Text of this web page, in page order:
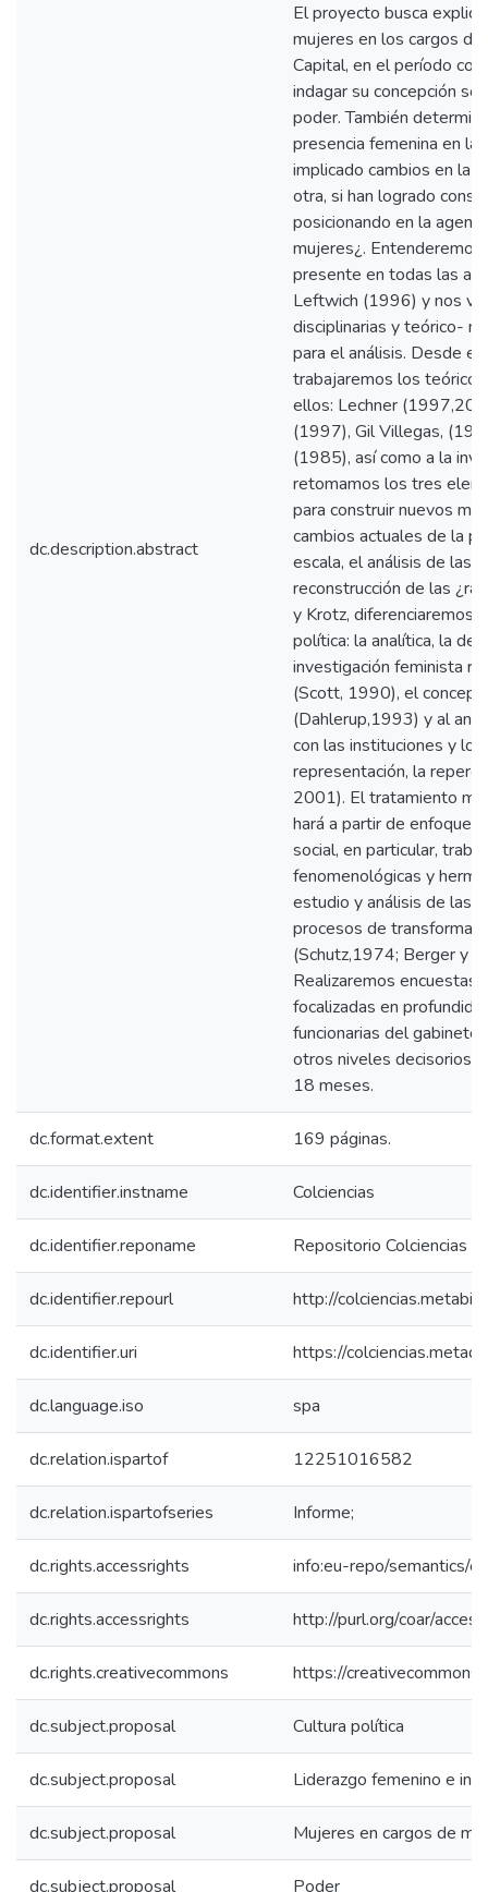
dc.description.abstract
El proyecto busca
mujeres en los cargos
Capital, en el período
indagar su concepción
poder. También
presencia femenina en
implicado cambios en la
otra, si han logrado
posicionando en la
mujeres¿.
presente en todas las
Leftwich (1996) y nos
disciplinarias y teórico-
para el análisis. Desde
trabajaremos los
ellos: Lechner
(1997), Gil Villegas,
(1985), así como a la
retomamos los tres
para construir nuevos
cambios actuales de la
escala, el análisis de las
reconstrucción de las
y Krotz, diferenciaremos
política: la analítica, la
investigación feminista
(Scott, 1990), el
(Dahlerup,1993) y al
con las instituciones y
representación, la
2001). El tratamiento
hará a partir de
social, en particular,
fenomenológicas y
estudio y análisis de las
procesos de
(Schutz,1974; Berger y
Realizaremos encuestas
focalizadas en
funcionarias del
otros niveles decisorios
18 meses.
dc.format.extent 169 páginas.
dc.identifier.instname Colciencias
dc.identifier.reponame Repositorio Colciencias
dc.identifier.repourl http://
dc.identifier.uri https://
dc.language.iso spa
dc.relation.ispartof 12251016582
dc.relation.ispartofseries Informe;
dc.rights.accessrights info:eu-repo/semantics/
dc.rights.accessrights http://purl.org/coar/
dc.rights.creativecommons https://
dc.subject.proposal Cultura política
dc.subject.proposal Liderazgo femenino e
dc.subject.proposal Mujeres en cargos de
dc.subject.proposal Poder